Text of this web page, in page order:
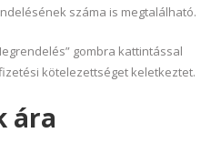
száma is megtalálható.
gombra kattintással
kötelezettséget keletkeztet.
ára